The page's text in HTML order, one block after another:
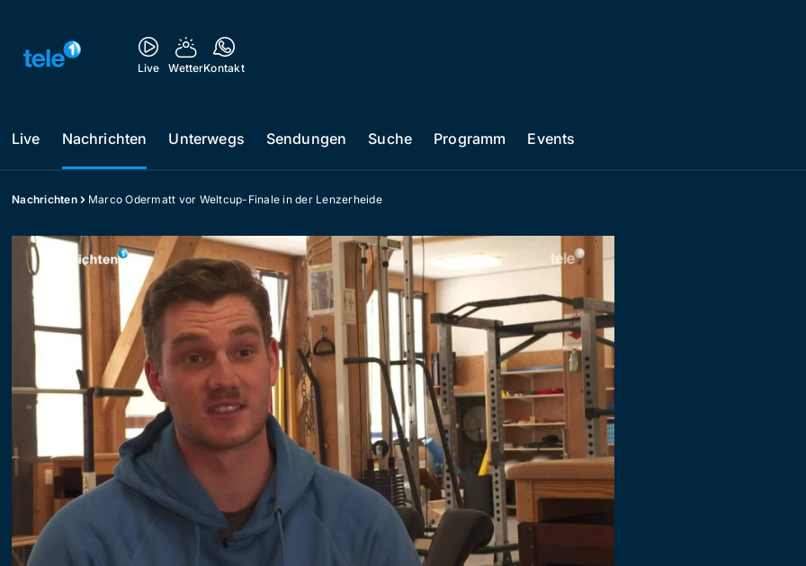
Live WetterKontakt
Live Nachrichten Unterwegs Sendungen Suche Programm Events
Nachrichten Marco Odermatt vor Weltcup-Finale in der Lenzerheide